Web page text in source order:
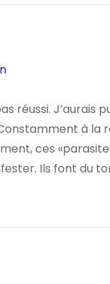
réussi. J’aurais
à
ces
Ils font du